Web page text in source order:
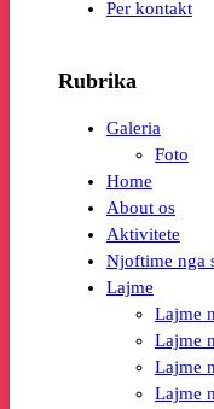
Per kontakt
Rubrika
Galeria
Foto
Home
About os
Aktivitete
Njoftime nga
Lajme
Lajme
Lajme
Lajme
Lajme